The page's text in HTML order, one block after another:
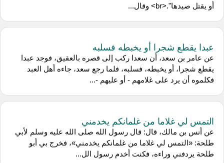
أو يقتل صيدها".<br> وقال...
عبدا يقطع شجرا أو يخبطه فسلبه
عن عامر بن سعد، أن سعدا ركب إلى قصره بالعقيق، فوجد عبدا
يقطع شجرا، أو يخبطه، فسلبه، فلما رجع سعد، جاءه أهل العبد
فكلموه أن يرد على غلامهم - أو عليهم -...
التمس لي غلاما من غلمانكم يخدمني
عن أنس بن مالك، قال: قال رسول الله صلى الله عليه وسلم لأبي
طلحة: «التمس لي غلاما من غلمانكم يخدمني»، فخرج بي أبو
طلحة يردفني وراءه، فكنت أخدم رسول الل...